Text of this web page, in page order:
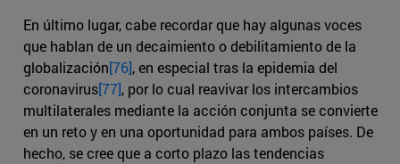
En último lugar, cabe recordar que hay algunas voces
que hablan de un decaimiento o debilitamiento de la
globalización[76], en especial tras la epidemia del
coronavirus[77], por lo cual reavivar los intercambios
multilaterales mediante la acción conjunta se convierte
en un reto y en una oportunidad para ambos países. De
hecho, se cree que a corto plazo las tendencias